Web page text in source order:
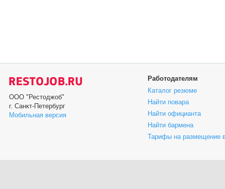
ООО "Рестоджоб"
г. Санкт-Петербург
Мобильная версия
Работодателям
Каталог резюме
Найти повара
Найти официанта
Найти бармена
Тарифы на размещение